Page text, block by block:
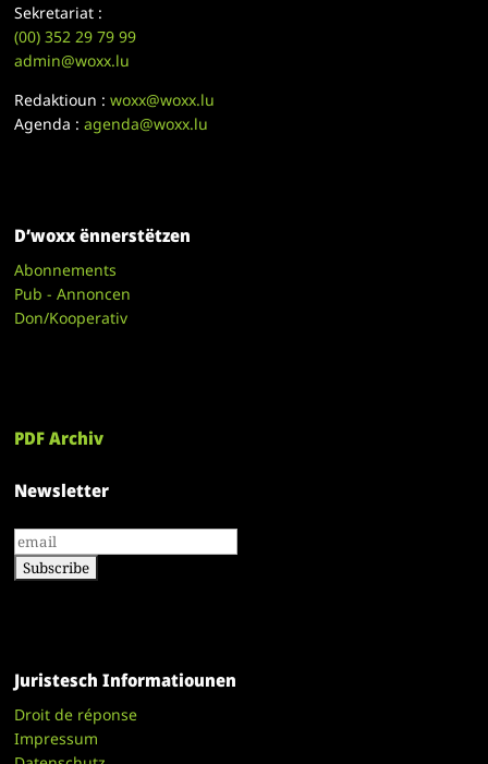
Sekretariat :
(00)352 29 79 99
admin@woxx.lu
Redaktioun :woxx@woxx.lu
Agenda :agenda@woxx.lu
D’woxx ënnerstëtzen
Abonnements
Pub - Annoncen
Don/Kooperativ
PDF Archiv
Newsletter
Juristesch Informatiounen
Droit de réponse
Impressum